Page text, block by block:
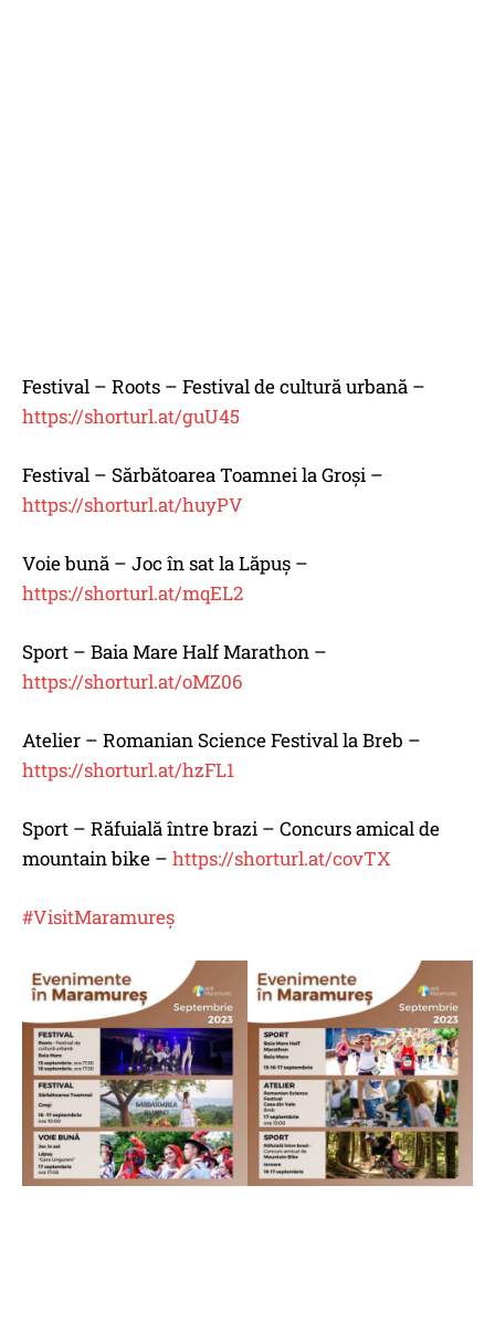
Festival – Roots – Festival de cultură urbană –
https://shorturl.at/guU45
Festival – Sărbătoarea Toamnei la Groși –
https://shorturl.at/huyPV
Voie bună – Joc în sat la Lăpuș –
https://shorturl.at/mqEL2
Sport – Baia Mare Half Marathon –
https://shorturl.at/oMZ06
Atelier – Romanian Science Festival la Breb –
https://shorturl.at/hzFL1
Sport – Răfuială între brazi – Concurs amical de
mountain bike – https://shorturl.at/covTX
#VisitMaramureș